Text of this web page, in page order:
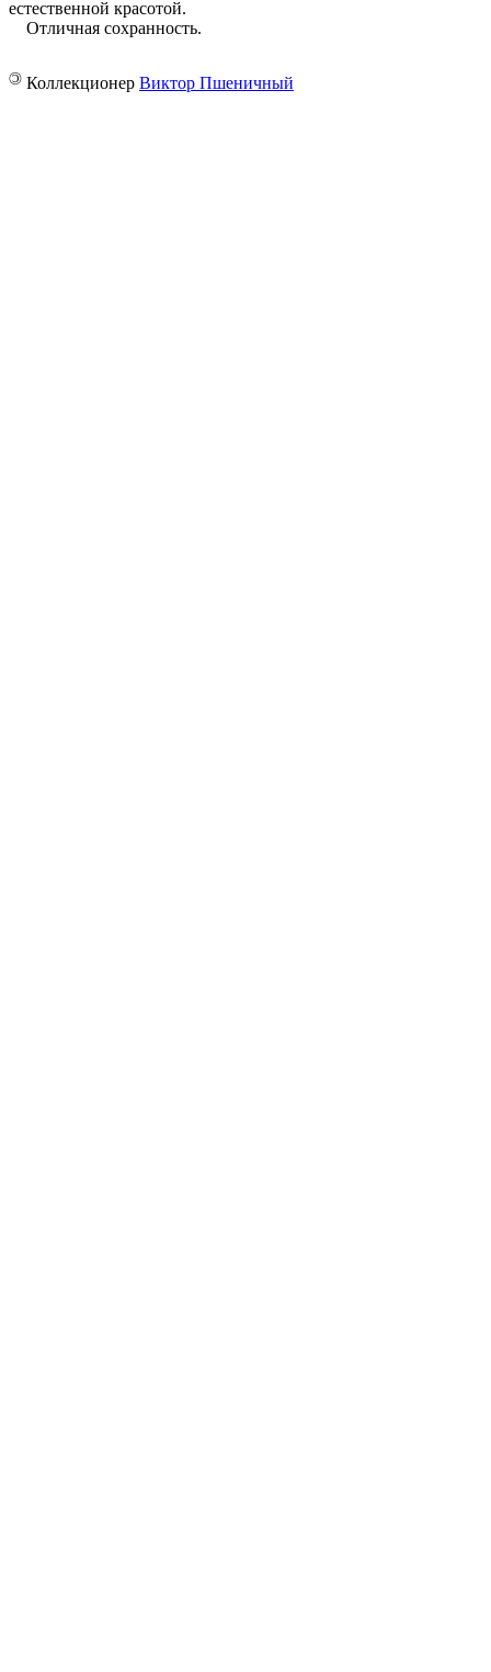
естественной красотой.
Отличная сохранность.
© Коллекционер Виктор Пшеничный